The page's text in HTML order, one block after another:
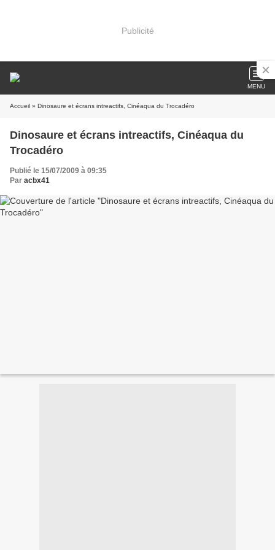
Publicité
MENU
Accueil » Dinosaure et écrans intreactifs, Cinéaqua du Trocadéro
Dinosaure et écrans intreactifs, Cinéaqua du
Trocadéro
Publié le 15/07/2009 à 09:35
Par acbx41